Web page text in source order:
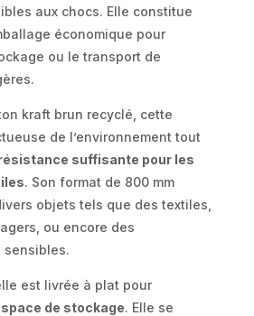
aux chocs. Elle constitue
économique pour
ou le transport de
kraft brun recyclé, cette
de l’environnement tout
suffisante pour les
. Son format de 800 mm
objets tels que des textiles,
ou encore des
sensibles.
est livrée à plat pour
de stockage. Elle se